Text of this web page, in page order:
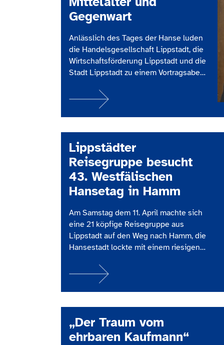
Gegenwart
Anlässlich des Tages der Hanse luden
die Handelsgesellschaft Lippstadt, die
Wirtschaftsförderung Lippstadt und die
Stadt Lippstadt zu einem Vortragsabend
ehrbaren Kaufmann“ ein. Referent des
Abends war der Historiker Prof. Dr.
Hiram Kümper, der vor zahlreichen
interessierten Gästen die Geschichte
der Hanse beleuchtete und zugleich
ihre Bedeutung für aktuelle
wirtschaftliche…
Lippstädter
Reisegruppe besucht
43. Westfälischen
Hansetag in Hamm
Am Samstag dem 11. April machte sich
eine 21 köpfige Reisegruppe aus
Lippstadt auf den Weg nach Hamm, die
Hansestadt lockte mit einem riesigen
Programm zum 800 jährigen
Stadtjubiläum und zum Westfälischen
Hansetag. An insgesamt 9 Plätzen der
Stadt konnten sich die Besucherinnen
und Besucher unterhalten lassen. Auf
dem Hansemarkt auf…
„Der Traum vom
ehrbaren Kaufmann“